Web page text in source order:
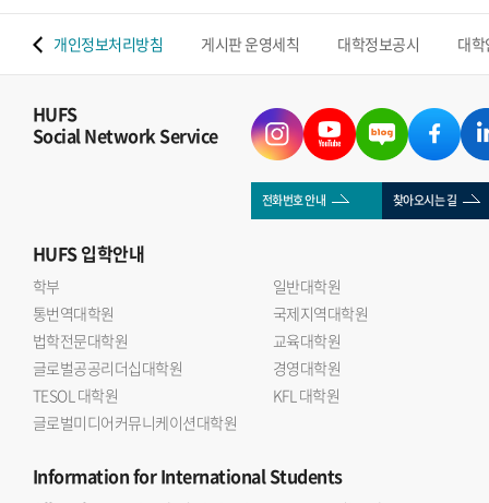
개인정보처리방침 게시판 운영세칙 대학정보공시 대
HUFS
Social Network Service
전화번호 안내 찾아오시는 길
HUFS입학안내
학부
일반대학원
통번역대학원
국제지역대학원
법학전문대학원
교육대학원
글로벌공공리더십대학원
경영대학원
TESOL 대학원
KFL 대학원
글로벌미디어커뮤니케이션대학원
Informationfor International Students